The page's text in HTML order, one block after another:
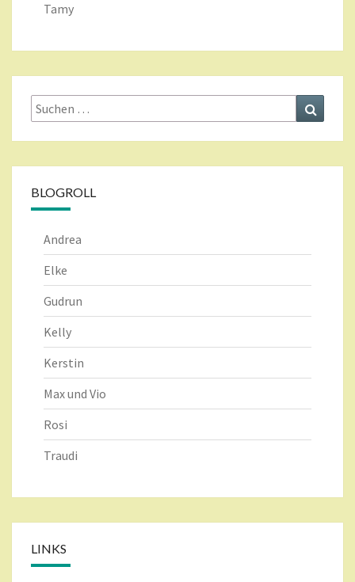
Tamy
Suche
nach:
BLOGROLL
Andrea
Elke
Gudrun
Kelly
Kerstin
Max und Vio
Rosi
Traudi
LINKS